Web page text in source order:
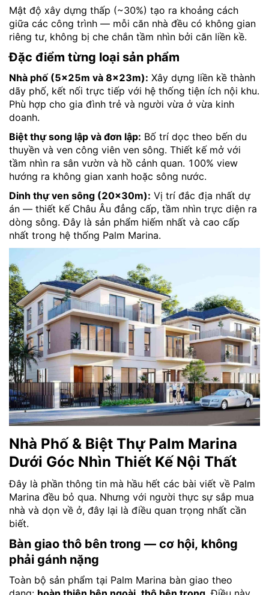
Mật độ xây dựng thấp (~30%) tạo ra khoảng cách
giữa các công trình — mỗi căn nhà đều có không gian
riêng tư, không bị che chắn tầm nhìn bởi căn liền kề.
Đặc điểm từng loại sản phẩm
Nhà phố (5×25m và 8×23m): Xây dựng liền kề thành
dãy phố, kết nối trực tiếp với hệ thống tiện ích nội khu.
Phù hợp cho gia đình trẻ và người vừa ở vừa kinh
doanh.
Biệt thự song lập và đơn lập: Bố trí dọc theo bến du
thuyền và ven công viên ven sông. Thiết kế mở với
tầm nhìn ra sân vườn và hồ cảnh quan. 100% view
hướng ra không gian xanh hoặc sông nước.
Dinh thự ven sông (20×30m): Vị trí đắc địa nhất dự
án — thiết kế Châu Âu đẳng cấp, tầm nhìn trực diện ra
dòng sông. Đây là sản phẩm hiếm nhất và cao cấp
nhất trong hệ thống Palm Marina.
Nhà Phố & Biệt Thự Palm Marina
Dưới Góc Nhìn Thiết Kế Nội Thất
Đây là phần thông tin mà hầu hết các bài viết về Palm
Marina đều bỏ qua. Nhưng với người thực sự sắp mua
nhà và dọn về ở, đây lại là điều quan trọng nhất cần
biết.
Bàn giao thô bên trong — cơ hội, không
phải gánh nặng
Toàn bộ sản phẩm tại Palm Marina bàn giao theo